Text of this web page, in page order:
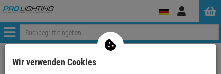
Anmelden
Menü
ProLighting Tontechnik
Wir verwenden Cookies